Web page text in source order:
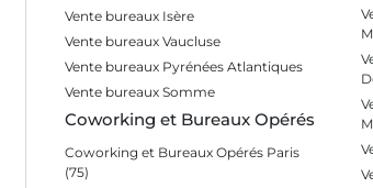
Vente bureaux Isère
Vente bureaux Vaucluse
Vente bureaux Pyrénées Atlantiques
Vente bureaux Somme
Coworking et Bureaux Opérés
Coworking et Bureaux Opérés Paris
(75)